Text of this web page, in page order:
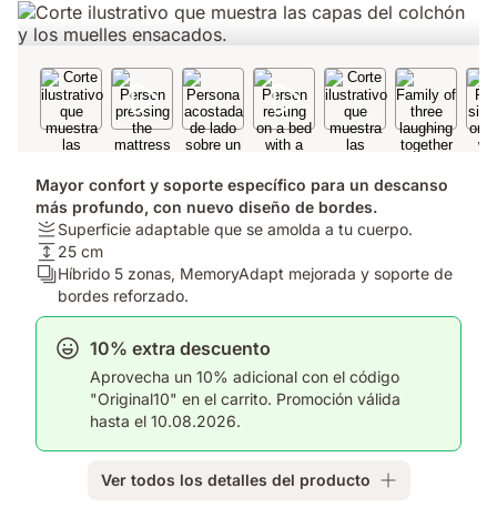
Mayor confort y soporte específico para un descanso
más profundo, con nuevo diseño de bordes.
Firmeza:
Superficie
adaptable
que
se
amolda
Superficie adaptable que se amolda a tu cuerpo.
Altura
del
colchón:
25
25 cm
Número
capas:
Híbrido
MemoryAdapt
mejorada
y
Híbrido 5 zonas, MemoryAdapt mejorada y soporte de
bordes reforzado.
10% extra descuento
Aprovecha un 10% adicional con el código
"Original10" en el carrito. Promoción válida
hasta el 10.08.2026.
Ver todos los detalles del producto